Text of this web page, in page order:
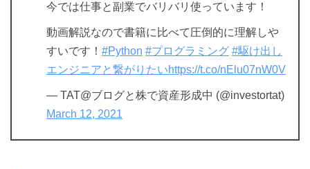
今では仕事と副業でバリバリ使っています！
動画解説なので書籍に比べて圧倒的に理解しや
すいです！ #Python #プログラミング #駆け出し
エンジニアと繋がりたいhttps://t.co/nElu07nW0V
— TAT@ブログと株で資産形成中 (@investortat)
March 12, 2021